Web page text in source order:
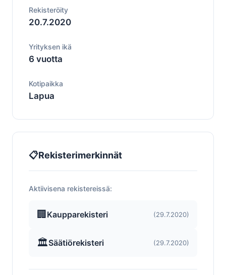
Rekisteröity
20.7.2020
Yrityksen ikä
6 vuotta
Kotipaikka
Lapua
📋Rekisterimerkinnät
Aktiivisena rekistereissä:
🏢 Kaupparekisteri (29.7.2020)
🏛️Säätiörekisteri (29.7.2020)